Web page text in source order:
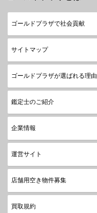
ゴールドプラザで社会貢献
サイトマップ
ゴールドプラザが選ばれる理由
鑑定士のご紹介
企業情報
運営サイト
店舗用空き物件募集
買取規約